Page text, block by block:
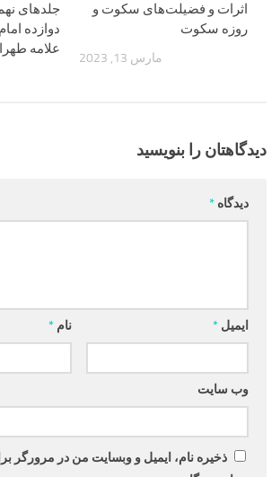
جلدهای
دوازده
علامه
اثرات و فضیلت‌های سکوت و
روزه سکوت
مارس 13, 2023
دیدگاهتان را بنویسید
دیدگاه *
نام * ایمیل *
وب‌ سایت
ذخیره نام، ایمیل و وبسایت من در مرورگر